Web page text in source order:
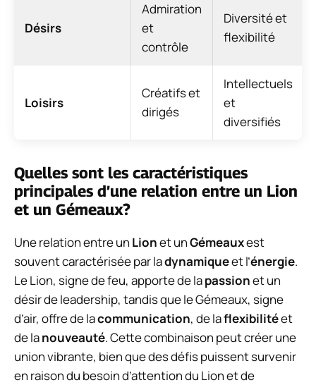
Désirs
Admiration
et
contrôle
Diversité et
flexibilité
Loisirs
Créatifs et
dirigés
Intellectuels
et
diversifiés
Quelles sont les caractéristiques
principales d’une relation entre un Lion
et un Gémeaux?
Une relation entre un Lionet unGémeauxest
souvent caractérisée par ladynamiqueet l’énergie.
Le Lion, signe de feu, apporte de lapassionet un
désir de leadership, tandis que le Gémeaux, signe
d’air, offre de lacommunication, de laflexibilitéet
de lanouveauté. Cette combinaison peut créer une
union vibrante, bien que des défis puissent survenir
en raison du besoin d’attention du Lion et de